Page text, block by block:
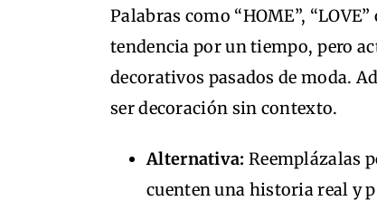
Palabras como “HOME”,
tendencia por un tiempo, pero
decorativos pasados de moda.
ser decoración sin contexto.
Alternativa: Reemplázalas
cuenten una historia real y